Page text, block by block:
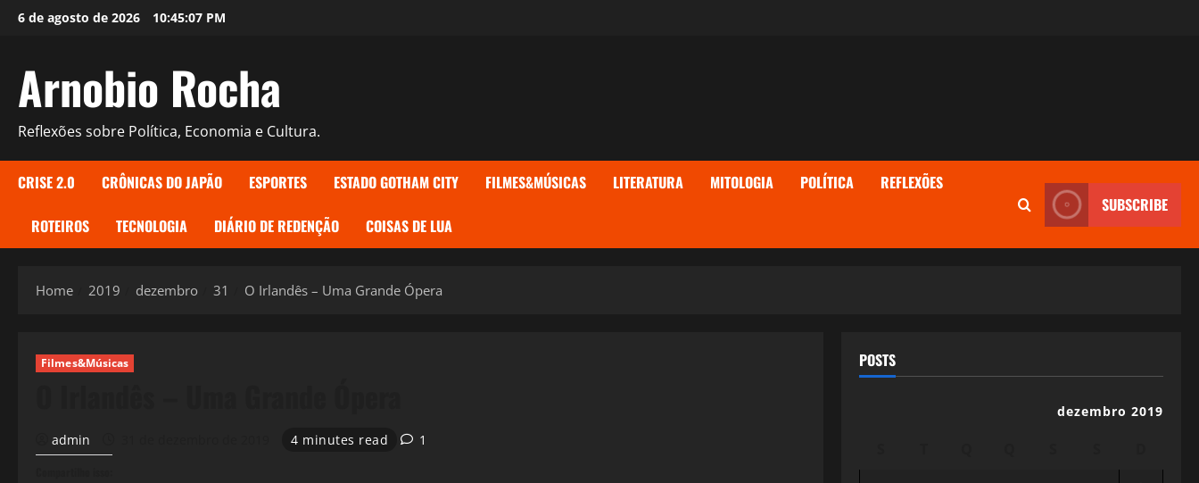
Skip6 de agosto de 2026 10:45:09 PM
Arnobio Rocha
Reflexões sobre Política, Economia e Cultura.
CRISE 2.0 CRÔNICAS DO JAPÃO ESPORTES ESTADO GOTHAM CITY FILMES&MÚSICAS LITERATURA MITOLOGIA POLÍTICA REFLEXÕES
ROTEIROS TECNOLOGIA DIÁRIO DE REDENÇÃO COISAS DE LUA
SUBSCRIBE
Home 2019 dezembro 31 O Irlandês – Uma Grande Ópera
Filmes&Músicas
admin 4 minutes read 1
POSTS
dezembro 2019